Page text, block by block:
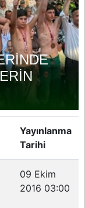
Yayınlanma
Tarihi
09 Ekim
2016 03:00